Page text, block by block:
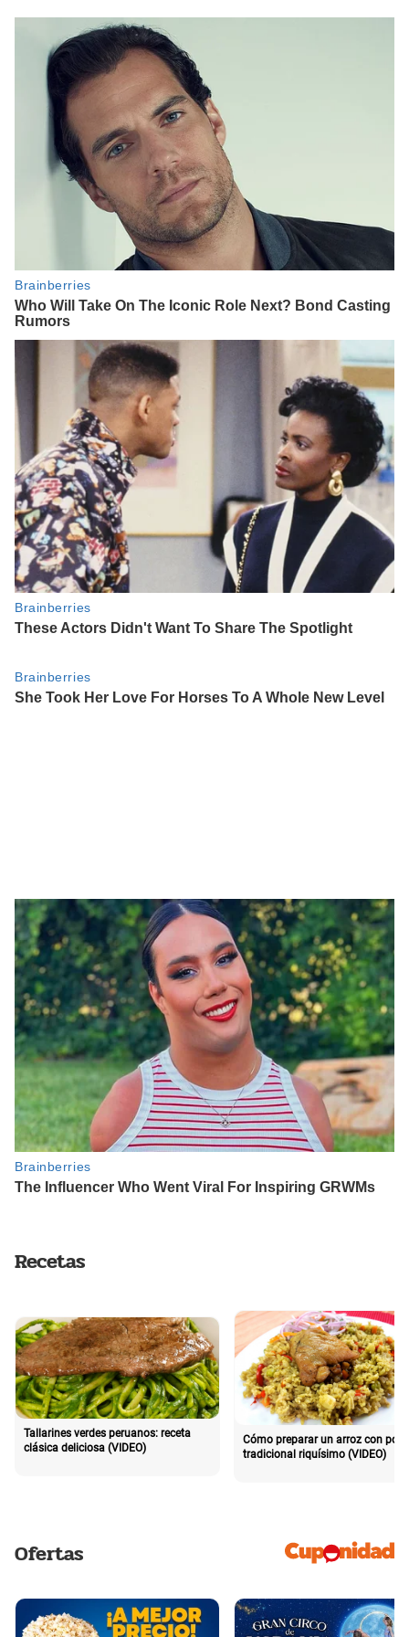
Recetas
Tallarines verdes peruanos: receta
clásica deliciosa (VIDEO)
Cómo preparar un arroz con pollo
tradicional riquísimo (VIDEO)
Ofertas